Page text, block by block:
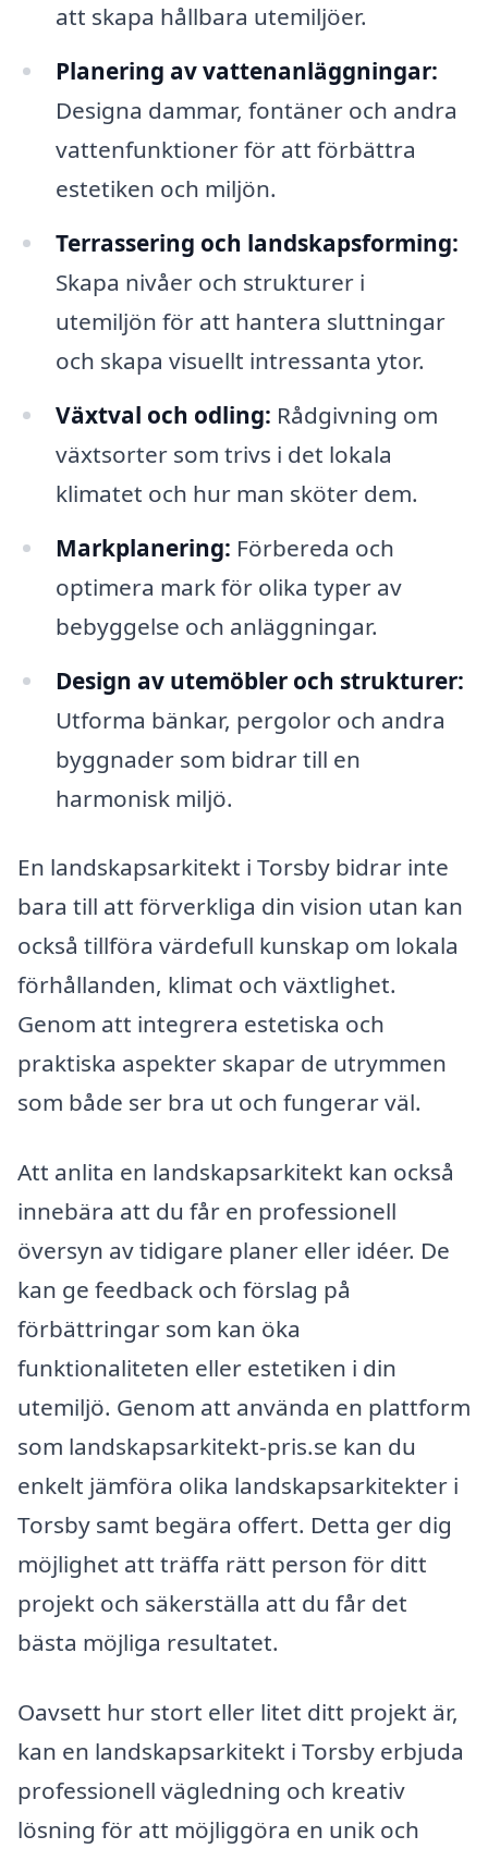
att skapa hållbara utemiljöer.
Planering av vattenanläggningar:
Designa dammar, fontäner och andra
vattenfunktioner för att förbättra
estetiken och miljön.
Terrassering och landskapsforming:
Skapa nivåer och strukturer i
utemiljön för att hantera sluttningar
och skapa visuellt intressanta ytor.
Växtval och odling: Rådgivning om
växtsorter som trivs i det lokala
klimatet och hur man sköter dem.
Markplanering: Förbereda och
optimera mark för olika typer av
bebyggelse och anläggningar.
Design av utemöbler och strukturer:
Utforma bänkar, pergolor och andra
byggnader som bidrar till en
harmonisk miljö.
En landskapsarkitekt i Torsby bidrar inte
bara till att förverkliga din vision utan kan
också tillföra värdefull kunskap om lokala
förhållanden, klimat och växtlighet.
Genom att integrera estetiska och
praktiska aspekter skapar de utrymmen
som både ser bra ut och fungerar väl.
Att anlita en landskapsarkitekt kan också
innebära att du får en professionell
översyn av tidigare planer eller idéer. De
kan ge feedback och förslag på
förbättringar som kan öka
funktionaliteten eller estetiken i din
utemiljö. Genom att använda en plattform
som landskapsarkitekt-pris.se kan du
enkelt jämföra olika landskapsarkitekter i
Torsby samt begära offert. Detta ger dig
möjlighet att träffa rätt person för ditt
projekt och säkerställa att du får det
bästa möjliga resultatet.
Oavsett hur stort eller litet ditt projekt är,
kan en landskapsarkitekt i Torsby erbjuda
professionell vägledning och kreativ
lösning för att möjliggöra en unik och